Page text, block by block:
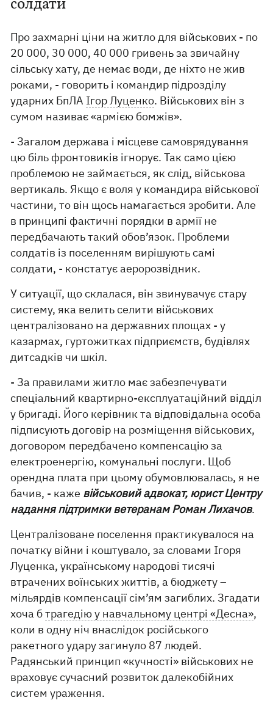
солдати
Про захмарні ціни на житло для військових - по
20 000, 30 000, 40 000 гривень за звичайну
сільську хату, де немає води, де ніхто не жив
роками, - говорить і командир підрозділу
ударних БпЛА Ігор Луценко. Військових він з
сумом називає «армією бомжів».
- Загалом держава і місцеве самоврядування
цю біль фронтовиків ігнорує. Так само цією
проблемою не займається, як слід, військова
вертикаль. Якщо є воля у командира військової
частини, то він щось намагається зробити. Але
в принципі фактичні порядки в армії не
передбачають такий обов’язок. Проблеми
солдатів із поселенням вирішують самі
солдати, - констатує аеророзвідник.
У ситуації, що склалася, він звинувачує стару
систему, яка велить селити військових
централізовано на державних площах - у
казармах, гуртожитках підприємств, будівлях
дитсадків чи шкіл.
- За правилами житло має забезпечувати
спеціальний квартирно-експлуатаційний відділ
у бригаді. Його керівник та відповідальна особа
підписують договір на розміщення військових,
договором передбачено компенсацію за
електроенергію, комунальні послуги. Щоб
орендна плата при цьому обумовлювалась, я не
бачив, - каже військовий адвокат, юрист Центру
надання підтримки ветеранам Роман Лихачов.
Централізоване поселення практикувалося на
початку війни і коштувало, за словами Ігоря
Луценка, українському народові тисячі
втрачених воїнських життів, а бюджету –
мільярдів компенсації сім’ям загиблих. Згадати
хоча бтрагедію у навчальному центрі «Десна»,
коли в одну ніч внаслідок російського
ракетного удару загинуло 87 людей.
Радянський принцип «кучності» військових не
враховує сучасний розвиток далекобійних
систем ураження.